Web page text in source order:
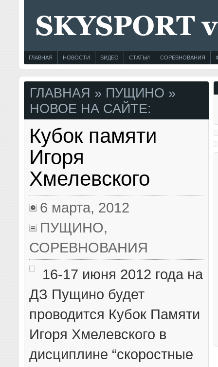
ГЛАВНАЯ НОВОСТИ ВИДЕО СТАТЬИ СОРЕВНОВАНИЯ
ГЛАВНАЯ » ПУЩИНО »
НОВОЕ НА САЙТЕ:
Кубок памяти
Игоря
Хмелевского
6 марта, 2012
ПУЩИНО,
СОРЕВНОВАНИЯ
16-17 июня 2012 года на
ДЗ Пущино будет
проводится Кубок Памяти
Игоря Хмелевского в
дисциплине “скоростные